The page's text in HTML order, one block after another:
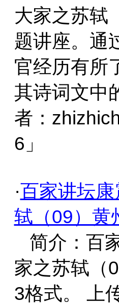
大家之苏轼
题讲座。通
官经历有所
其诗词文中
者：
6」
·百家讲坛
轼（09）黄
简介：百
家之苏轼（
3格式。 上